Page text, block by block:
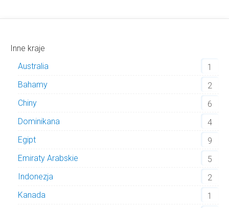
Inne kraje
Australia
1
Bahamy
2
Chiny
6
Dominikana
4
Egipt
9
Emiraty Arabskie
5
Indonezja
2
Kanada
1